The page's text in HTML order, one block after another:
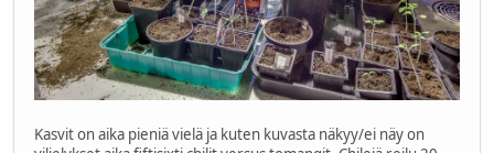
Kasvit on aika pieniä vielä ja kuten kuvasta näkyy/ei näy on